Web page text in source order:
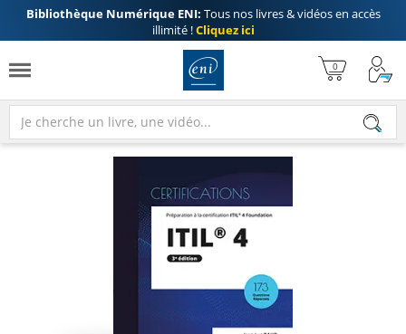
Bibliothèque Numérique ENI: Tous nos livres & vidéos en accès
illimité !Cliquez ici